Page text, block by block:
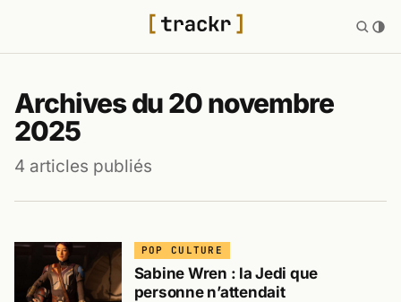
Archives du 20 novembre
2025
4 articles publiés
POP CULTURE
Sabine Wren : la Jedi que
personne n’attendait